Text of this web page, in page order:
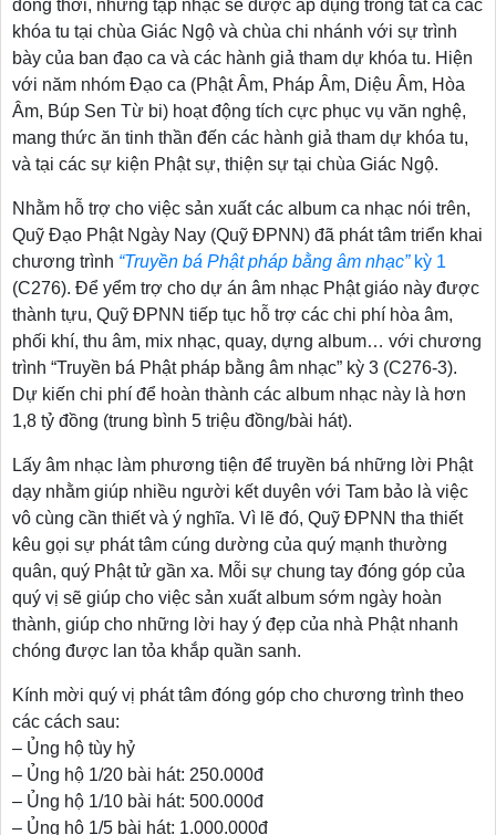
đồng thời, những tập nhạc sẽ được áp dụng trong tất cả các
khóa tu tại chùa Giác Ngộ và chùa chi nhánh với sự trình
bày của ban đạo ca và các hành giả tham dự khóa tu. Hiện
với năm nhóm Đạo ca (Phật Âm, Pháp Âm, Diệu Âm, Hòa
Âm, Búp Sen Từ bi) hoạt động tích cực phục vụ văn nghệ,
mang thức ăn tinh thần đến các hành giả tham dự khóa tu,
và tại các sự kiện Phật sự, thiện sự tại chùa Giác Ngộ.
Nhằm hỗ trợ cho việc sản xuất các album ca nhạc nói trên,
Quỹ Đạo Phật Ngày Nay (Quỹ ĐPNN) đã phát tâm triển khai
chương trình “Truyền bá Phật pháp bằng âm nhạc”kỳ 1
(C276). Để yểm trợ cho dự án âm nhạc Phật giáo này được
thành tựu, Quỹ ĐPNN tiếp tục hỗ trợ các chi phí hòa âm,
phối khí, thu âm, mix nhạc, quay, dựng album… với chương
trình “Truyền bá Phật pháp bằng âm nhạc” kỳ 3 (C276-3).
Dự kiến chi phí để hoàn thành các album nhạc này là hơn
1,8 tỷ đồng (trung bình 5 triệu đồng/bài hát).
Lấy âm nhạc làm phương tiện để truyền bá những lời Phật
dạy nhằm giúp nhiều người kết duyên với Tam bảo là việc
vô cùng cần thiết và ý nghĩa. Vì lẽ đó, Quỹ ĐPNN tha thiết
kêu gọi sự phát tâm cúng dường của quý mạnh thường
quân, quý Phật tử gần xa. Mỗi sự chung tay đóng góp của
quý vị sẽ giúp cho việc sản xuất album sớm ngày hoàn
thành, giúp cho những lời hay ý đẹp của nhà Phật nhanh
chóng được lan tỏa khắp quần sanh.
Kính mời quý vị phát tâm đóng góp cho chương trình theo
các cách sau:
– Ủng hộ tùy hỷ
– Ủng hộ 1/20 bài hát: 250.000đ
– Ủng hộ 1/10 bài hát: 500.000đ
– Ủng hộ 1/5 bài hát: 1.000.000đ